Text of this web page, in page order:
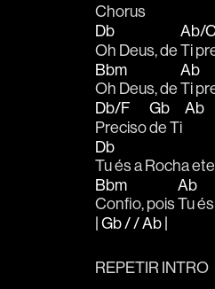
Chorus
Db
Oh Deus, de
Ab/C
Ti
Bbm
Oh Deus, de
Ab
Ti
Db/F
Preciso
Gb
de Ti
Ab
Db
Tu és a Rocha
Bbm
Confio, pois
Ab
Tu és
| Gb / / Ab |
REPETIR INTRO